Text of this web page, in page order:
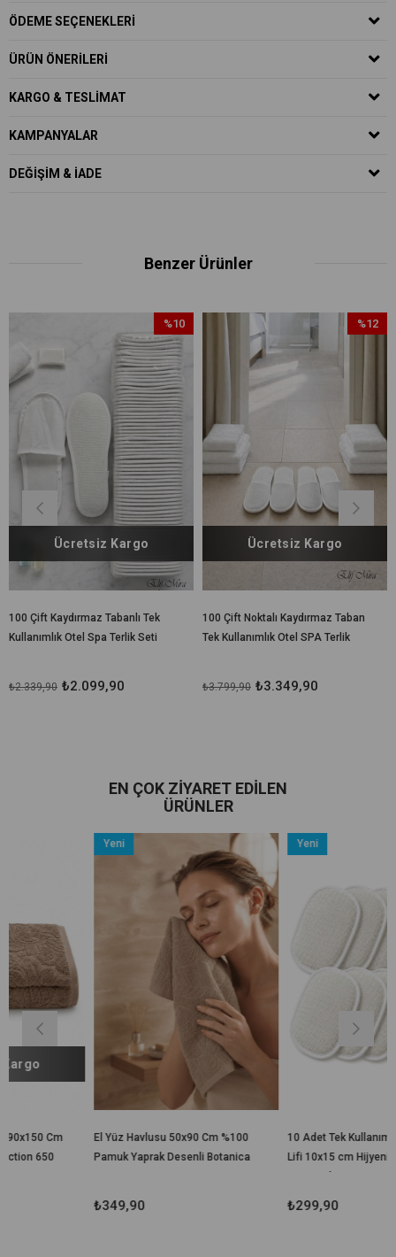
ÖDEME SEÇENEKLERI
ÜRÜN ÖNERILERI
KARGO & TESLIMAT
KAMPANYALAR
DEĞIŞIM & İADE
Benzer Ürünler
100 Çift Kaydırmaz Tabanlı Tek
Kullanımlık Otel Spa Terlik Seti
₺2.099,90
₺2.339,90
%10
İndirim
%10İndirim
Ücretsiz Kargo
100 Çift Noktalı Kaydırmaz Taban
Tek Kullanımlık Otel SPA Terlik
₺3.349,90
₺3.799,90
%12
Ücretsiz Kargo
EN ÇOK ZIYARET EDILEN
ÜRÜNLER
El Yüz Havlusu 50x90 Cm %100
Pamuk Yaprak Desenli Botanica
10 Adet Tek Kullanımlık Banyo
Lifi 10x15 cm Hijyenik El
Yeni
Ürün